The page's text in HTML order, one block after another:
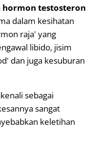
testosteron
dalam kesihatan
raja' yang
libido, jisim
dan juga kesuburan
sebagai
sangat
keletihan